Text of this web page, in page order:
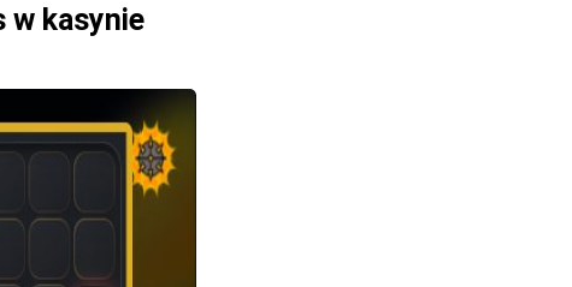
w kasynie